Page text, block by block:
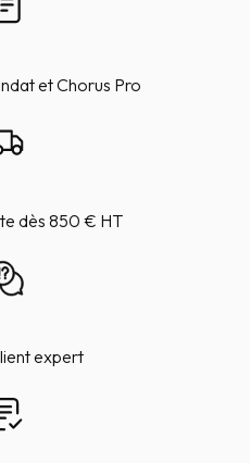
et Chorus Pro
dès 850 € HT
expert